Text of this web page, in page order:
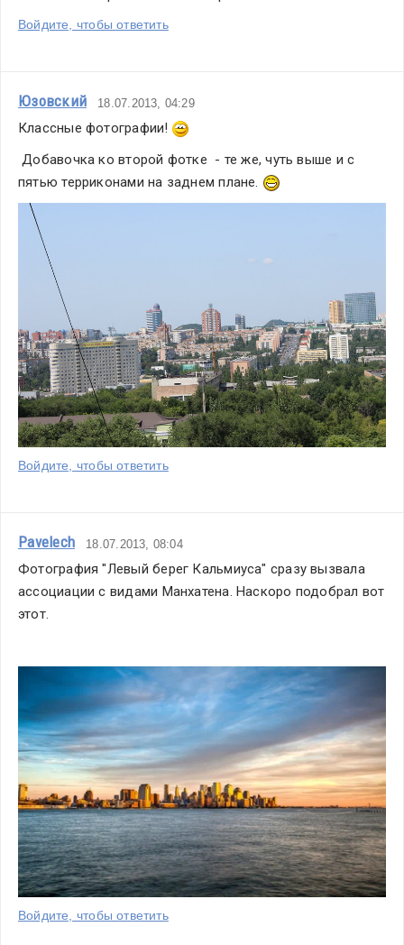
Войдите, чтобы ответить
Юзовский 18.07.2013, 04:29
Классные фотографии!
Добавочка ко второй фотке  - те же, чуть выше и с
пятью терриконами на заднем плане.
Войдите, чтобы ответить
Pavelech 18.07.2013, 08:04
Фотография "Левый берег Кальмиуса" сразу вызвала
ассоциации с видами Манхатена. Наскоро подобрал вот
этот.
Войдите, чтобы ответить